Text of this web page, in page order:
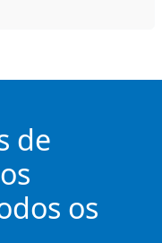
de
os